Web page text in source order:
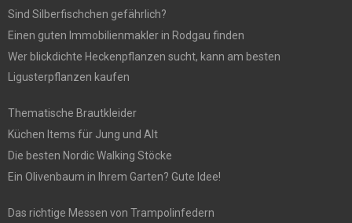
Sind Silberfischchen gefährlich?
Einen guten Immobilienmakler in Rodgau finden
Wer blickdichte Heckenpflanzen sucht, kann am besten
Ligusterpflanzen kaufen
Thematische Brautkleider
Küchen Items für Jung und Alt
Die besten Nordic Walking Stöcke
Ein Olivenbaum in Ihrem Garten? Gute Idee!
Das richtige Messen von Trampolinfedern